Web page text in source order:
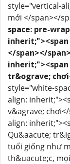
style="vertical-
mới </span></
space: pre-
</span></
tr&ograve;
style="white-
align:
v&agrave;
align:
Qu&aacute;
tuổi giống như
th&uacute;c,